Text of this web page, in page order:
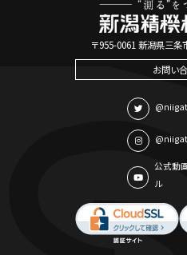
〒955-0061 新潟県三条
お問い
公式動
ル